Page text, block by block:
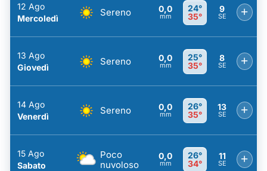
12 Ago
Mercoledì
Sereno 0,0
mm
24°
35°
9
SE +
13 Ago
Giovedì
Sereno 0,0
mm
25°
35°
8
SE +
14 Ago
Venerdì
Sereno 0,0
mm
26°
35°
13
SE +
15 Ago
Sabato
Poco
nuvoloso
0,0
mm
26°
34°
11
SE +